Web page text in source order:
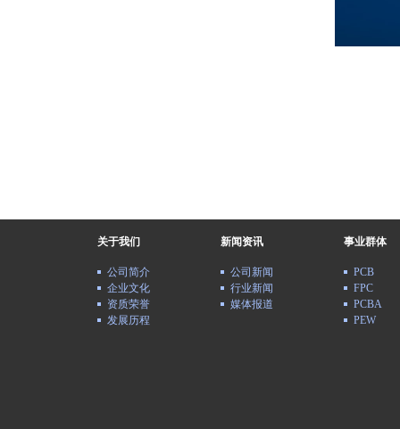
关于我们
公司简介
企业文化
资质荣誉
发展历程
新闻资讯
公司新闻
行业新闻
媒体报道
事业群体
PCB
FPC
PCBA
PEW